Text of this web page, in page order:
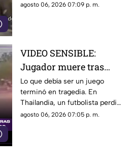
Pero, ¿qué significa realmente
agosto 06, 2026 07:09 p. m.
VIDEO SENSIBLE:
Jugador muere tras
impacto de rayo
durante partido
Lo que debía ser un juego
terminó en tragedia. En
Thailandia, un futbolista perdió
la vida al ser alcanzado por un
agosto 06, 2026 07:05 p. m.